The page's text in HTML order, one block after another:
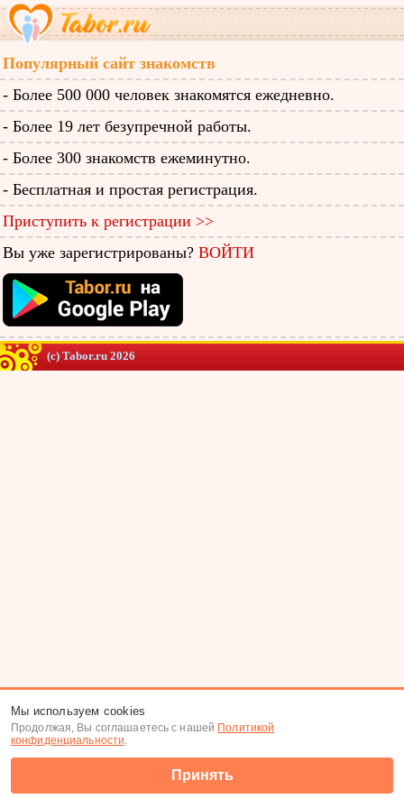
Популярный сайт знакомств
- Более 500 000 человек знакомятся ежедневно.
- Более 19 лет безупречной работы.
- Более 300 знакомств ежеминутно.
- Бесплатная и простая регистрация.
Приступить к регистрации >>
Вы уже зарегистрированы? ВОЙТИ
(c) Tabor.ru 2026
Мы используем cookies
Продолжая, Вы соглашаетесь с нашей Политикой
конфиденциальности.
Принять